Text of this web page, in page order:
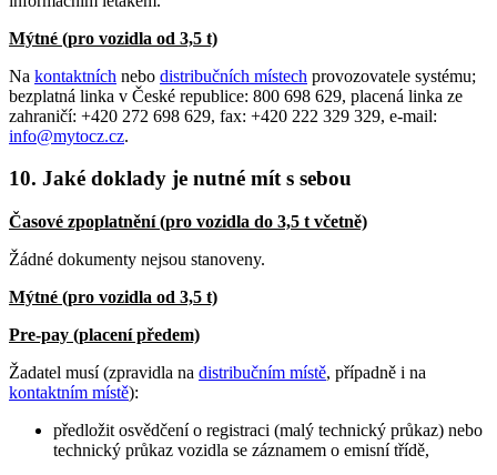
Mýtné (pro vozidla od 3,5 t)
Na kontaktních nebo distribučních místech provozovatele systému;
bezplatná linka v České republice: 800 698 629, placená linka ze
zahraničí: +420 272 698 629, fax: +420 222 329 329, e-mail:
info@mytocz.cz.
10. Jaké doklady je nutné mít s sebou
Časové zpoplatnění (pro vozidla do 3,5 t včetně)
Žádné dokumenty nejsou stanoveny.
Mýtné (pro vozidla od 3,5 t)
Pre-pay (placení předem)
Žadatel musí (zpravidla na distribučním místě, případně i na
kontaktním místě):
předložit osvědčení o registraci (malý technický průkaz) nebo
technický průkaz vozidla se záznamem o emisní třídě,